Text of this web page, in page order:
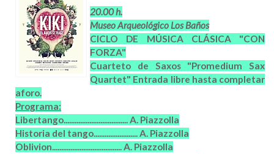
20.00 h.
Museo Arqueológico Los Baños
CICLO DE MÚSICA CLÁSICA "CON
FORZA"
Cuarteto de Saxos "Promedium Sax
Quartet" Entrada libre hasta completar
aforo.
Programa:
Libertango...................................A. Piazzolla
Historia del tango........................A. Piazzolla
Oblivion......................................A. Piazzolla